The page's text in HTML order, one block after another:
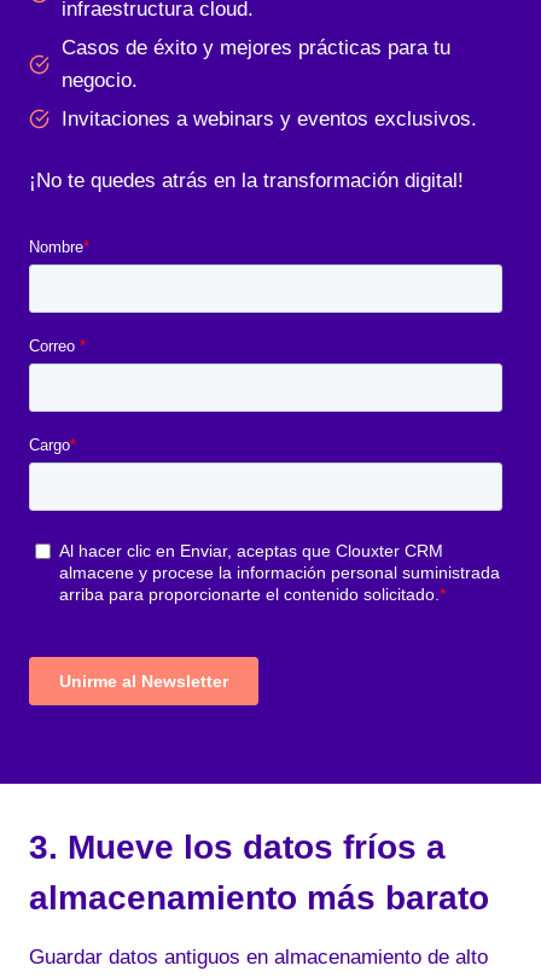
infraestructura cloud.
Casos de éxito y mejores prácticas para tu
negocio.
Invitaciones a webinars y eventos exclusivos.
¡No te quedes atrás en la transformación digital!
3. Mueve los datos fríos a
almacenamiento más barato
Guardar datos antiguos en almacenamiento de alto